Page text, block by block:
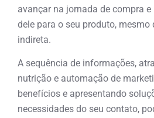
avançar na jornada de compra
dele para o seu produto,
indireta.
A sequência de informações,
nutrição e automação de
benefícios e apresentando
necessidades do seu contato,